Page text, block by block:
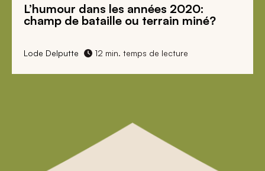
L’humour dans les années 2020:
champ de bataille ou terrain miné?
Lode Delputte 12 min. temps de lecture